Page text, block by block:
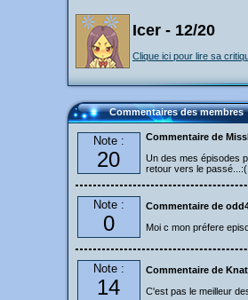
Icer - 12/20
Clique ici pour lire sa
Commentaires des membres
Note :
20
Commentaire de
Un des mes épisodes
retour vers le passé...:(
Note :
0
Commentaire de
Moi c mon préfere
Note :
14
Commentaire de
C'est pas le meilleur